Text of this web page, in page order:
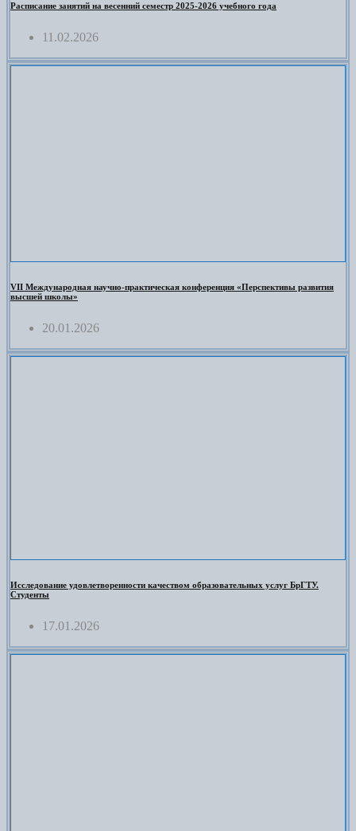
Расписание занятий на весенний семестр 2025-2026 учебного года
11.02.2026
VII Международная научно-практическая конференция «Перспективы развития
высшей школы»
20.01.2026
Исследование удовлетворенности качеством образовательных услуг БрГТУ.
Студенты
17.01.2026